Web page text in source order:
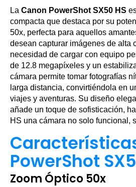
La Canon PowerShot SX50 HS
compacta que destaca por su
50x, perfecta para aquellos
desean capturar imágenes de alta
necesidad de cargar con equipo
de 12.8 megapíxeles y un
cámara permite tomar fotografías
larga distancia, convirtiéndola en
viajes y aventuras. Su diseño
añade un toque de sofisticación,
HS una cámara no solo funcional,
PowerShot
Zoom Óptico 50x